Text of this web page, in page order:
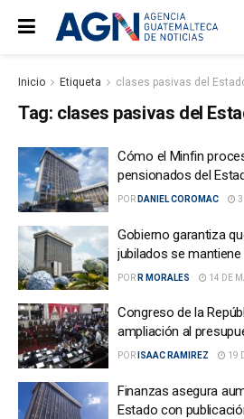
Inicio Etiqueta clases pasivas del
Tag: clases pasivas del
Cómo el Minfin
pensionados del
POR DANIEL COROMAC
Gobierno garantiza
jubilados se mantiene
POR R MORALES 14 DE
Congreso de la
ampliación al
POR ISAAC RAMIREZ 19
Finanzas asegura
Estado con